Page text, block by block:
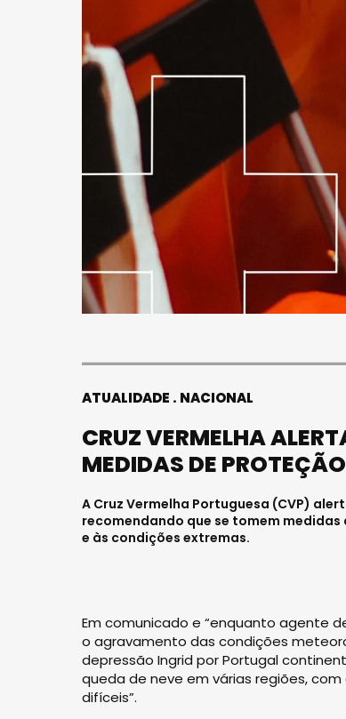
ATUALIDADE NACIONAL
CRUZ VERMELHA
MEDIDAS DE PROTEÇÃO
A Cruz Vermelha Portuguesa (CVP)
recomendando que se tomem
e às condições extremas.
Em comunicado e “enquanto agente
o agravamento das condições
depressão Ingrid por Portugal
queda de neve em várias regiões,
difíceis”.